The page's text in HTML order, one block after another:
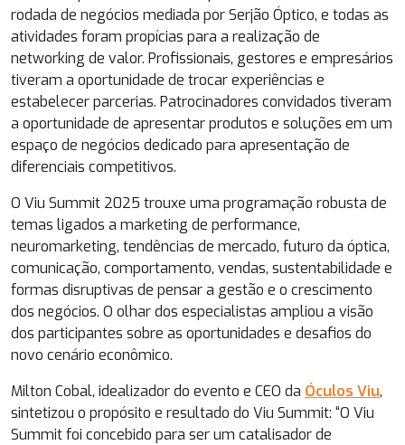
rodada de negócios mediada por Serjão Óptico, e todas as
atividades foram propícias para a realização de
networking de valor. Profissionais, gestores e empresários
tiveram a oportunidade de trocar experiências e
estabelecer parcerias. Patrocinadores convidados tiveram
a oportunidade de apresentar produtos e soluções em um
espaço de negócios dedicado para apresentação de
diferenciais competitivos.
O Viu Summit 2025 trouxe uma programação robusta de
temas ligados a marketing de performance,
neuromarketing, tendências de mercado, futuro da óptica,
comunicação, comportamento, vendas, sustentabilidade e
formas disruptivas de pensar a gestão e o crescimento
dos negócios. O olhar dos especialistas ampliou a visão
dos participantes sobre as oportunidades e desafios do
novo cenário econômico.
Milton Cobal, idealizador do evento e CEO da Óculos Viu,
sintetizou o propósito e resultado do Viu Summit: “O Viu
Summit foi concebido para ser um catalisador de